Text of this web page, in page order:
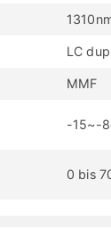
LC
MMF
-15~-
0 bis